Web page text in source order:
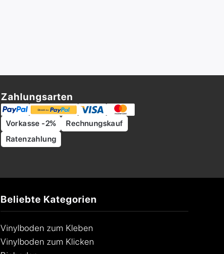
Zahlungsarten
Vorkasse -2%
Rechnungskauf
Ratenzahlung
Beliebte Kategorien
Vinylboden zum Kleben
Vinylboden zum Klicken